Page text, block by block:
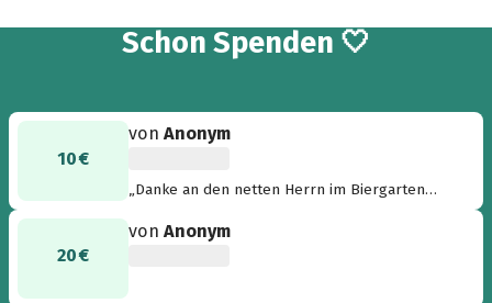
Schon 64
Spenden 🤍
10 €
vonAnonym
„Danke an den netten Herrn im Biergarten
20 €
vonAnonym